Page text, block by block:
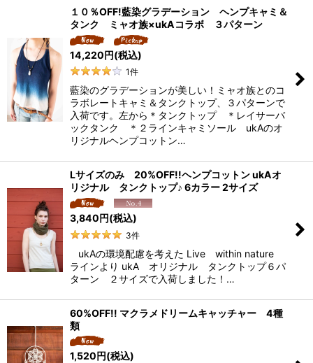
１０％OFF!藍染グラデーション ヘンプキャミ＆
タンク ミャオ族×ukAコラボ ３パターン
14,220円(税込)
1件
藍染のグラデーションが美しい！ミャオ族とのコ
ラボレートキャミ＆タンクトップ、３パターンで
入荷です。左から＊タンクトップ ＊レイサーバ
ックタンク ＊２ラインキャミソール ukAのオ
リジナルヘンプコットン…
Lサイズのみ 20%OFF!!ヘンプコットン ukAオ
リジナル タンクトップ♪ 6カラー 2サイズ
3,840円(税込)
3件
ukAの環境配慮を考えた Live within nature
ラインより ukA オリジナル タンクトップ６パ
ターン ２サイズで入荷しました！…
60%OFF!! マクラメドリームキャッチャー 4種
類
1,520円(税込)